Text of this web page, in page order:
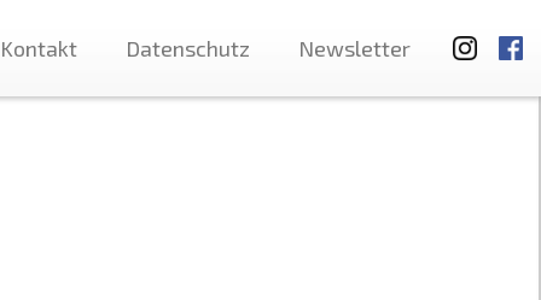
Kontakt Datenschutz Newsletter